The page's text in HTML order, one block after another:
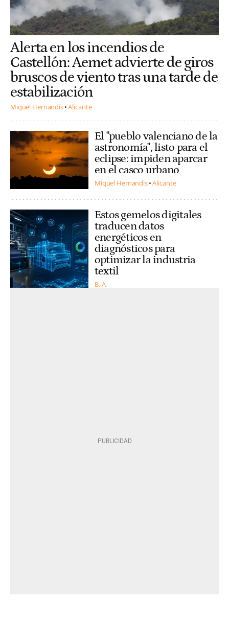
Alerta en los incendios de
Castellón: Aemet advierte de giros
bruscos de viento tras una tarde de
estabilización
Miquel Hernandis Alicante
El "pueblo valenciano de la
astronomía", listo para el
eclipse: impiden aparcar
en el casco urbano
Miquel Hernandis Alicante
Estos gemelos digitales
traducen datos
energéticos en
diagnósticos para
optimizar la industria
textil
B. A.